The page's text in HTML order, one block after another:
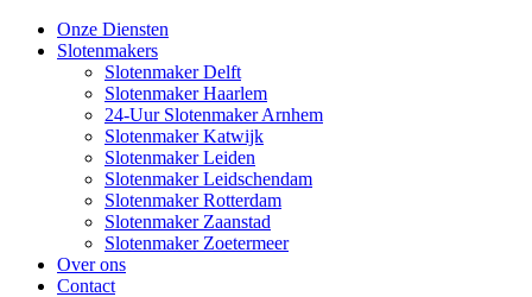
Onze Diensten
Slotenmakers
Slotenmaker Delft
Slotenmaker Haarlem
24-Uur Slotenmaker Arnhem
Slotenmaker Katwijk
Slotenmaker Leiden
Slotenmaker Leidschendam
Slotenmaker Rotterdam
Slotenmaker Zaanstad
Slotenmaker Zoetermeer
Over ons
Contact